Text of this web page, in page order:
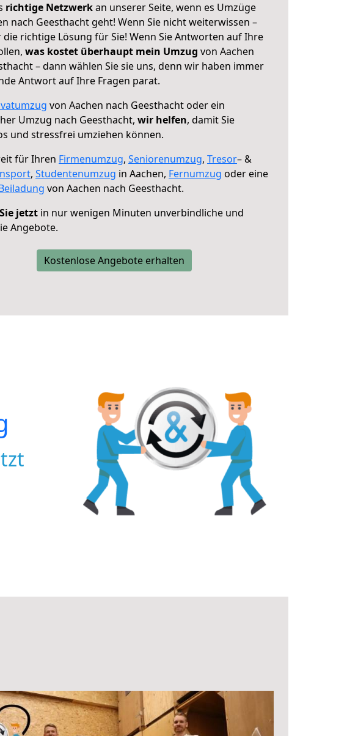
richtige Netzwerkan unserer Seite, wenn es Umzüge
nach Geesthacht geht! Wenn Sie nicht weiterwissen –
die richtige Lösung für Sie! Wenn Sie Antworten auf Ihre
was kostet überhaupt mein Umzug von Aachen
– dann wählen Sie sie uns, denn wir haben immer
Antwort auf Ihre Fragen parat.
von Aachen nach Geesthacht oder ein
Umzug nach Geesthacht, wir helfen, damit Sie
und stressfrei umziehen können.
für Ihren Firmenumzug, Seniorenumzug, Tresor– &
, Studentenumzug in Aachen, Fernumzug oder eine
von Aachen nach Geesthacht.
jetzt in nur wenigen Minuten unverbindliche und
Angebote.
Kostenlose Angebote erhalten